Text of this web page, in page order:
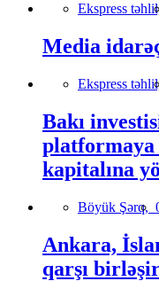
Ekspress
Media
Ekspress
Bakı
kapitalına
Böyük Şərq,
Ankara,
qarşı